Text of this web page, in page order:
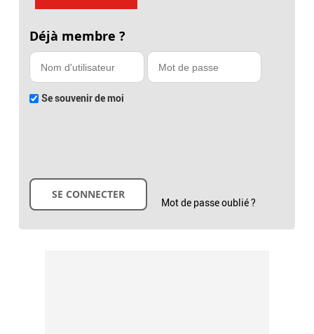
Déjà membre ?
Se souvenir de moi
Mot de passe oublié ?